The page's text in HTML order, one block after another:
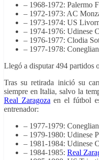
– 1968-1972: Palermo
– 1972-1973: AC
– 1973-1974: US
– 1974-1976: Udinese
– 1976-1977: Clodia
– 1977-1978:
Llegó a disputar 494 partidos
Tras su retirada inició su
siempre en Italia, salvo la
Real Zaragoza en el fútbol
entrenador:
– 1977-1979:
– 1979-1980: Udinese
– 1981-1984: Udinese
– 1984-1985: Real